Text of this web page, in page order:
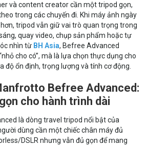
và content creator cần một tripod gọn,
trong các chuyến đi. Khi máy ảnh ngày
tripod vẫn giữ vai trò quan trọng trong
quay video, chụp sản phẩm hoặc tự
nhìn từ BH Asia, Befree Advanced
cho có”, mà là lựa chọn thực dụng cho
độ ổn định, trọng lượng và tính cơ động.
Befree Advanced:
cho hành trình dài
là dòng travel tripod nổi bật của
dùng cần một chiếc chân máy đủ
DSLR nhưng vẫn đủ gọn để mang